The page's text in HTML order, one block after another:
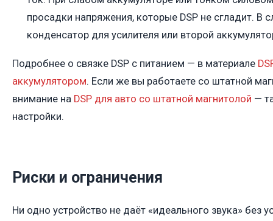
просадки напряжения, которые DSP не сгладит. В
конденсатор для усилителя или второй
Подробнее о связке DSP с питанием — в материале
аккумулятором. Если же вы работаете со штатной
внимание на DSP для авто со штатной магнитолой —
настройки.
Риски и ограничения
Ни одно устройство не даёт «идеального звука» без